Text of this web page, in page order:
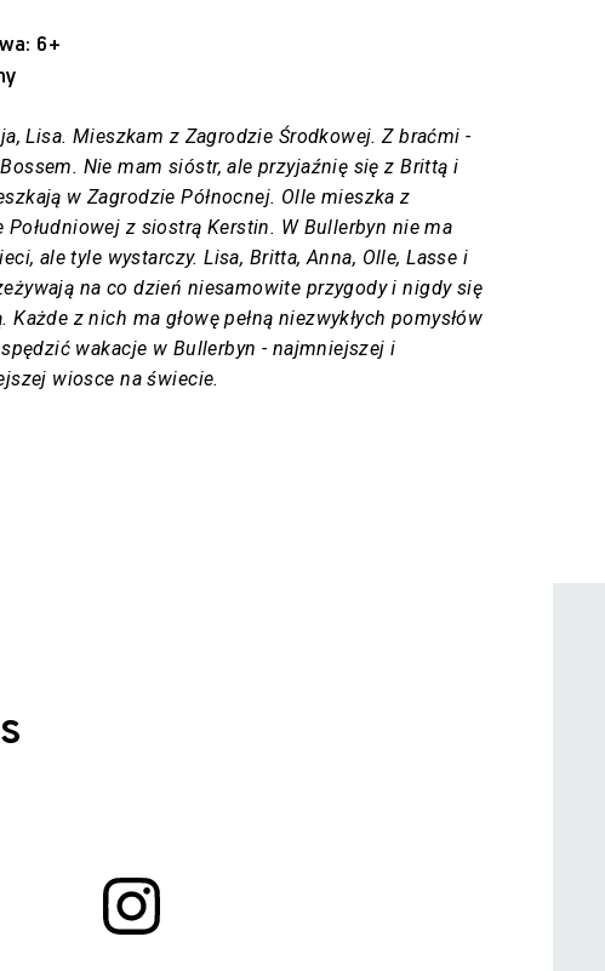
6+
Lisa. Mieszkam z Zagrodzie Środkowej. Z braćmi -
Nie mam sióstr, ale przyjaźnię się z Brittą i
w Zagrodzie Północnej. Olle mieszka z
Południowej z siostrą Kerstin. W Bullerbyn nie ma
ale tyle wystarczy. Lisa, Britta, Anna, Olle, Lasse i
na co dzień niesamowite przygody i nigdy się
Każde z nich ma głowę pełną niezwykłych pomysłów
wakacje w Bullerbyn - najmniejszej i
wiosce na świecie.